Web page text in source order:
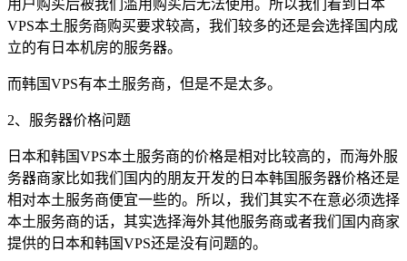
用户购买后被我们滥用购买后无法使用。所以我们看到日本
VPS本土服务商购买要求较高，我们较多的还是会选择国内成
立的有日本机房的服务器。
而韩国VPS有本土服务商，但是不是太多。
2、服务器价格问题
日本和韩国VPS本土服务商的价格是相对比较高的，而海外服
务器商家比如我们国内的朋友开发的日本韩国服务器价格还是
相对本土服务商便宜一些的。所以，我们其实不在意必须选择
本土服务商的话，其实选择海外其他服务商或者我们国内商家
提供的日本和韩国VPS还是没有问题的。